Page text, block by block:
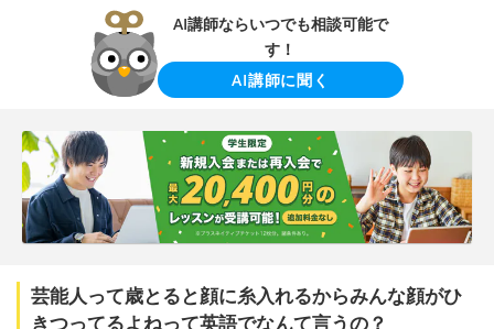
AI講師ならいつでも相談可能で
す！
AI講師に聞く
芸能人って歳とると顔に糸入れるからみんな顔がひ
きつってるよねって英語でなんて言うの？